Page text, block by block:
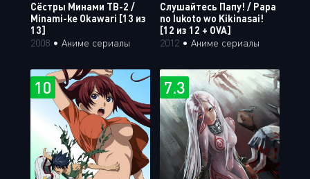
Сёстры Минами ТВ-2 /
Minami-ke Okawari [13 из
13]
2008 • Аниме сериалы
Слушайтесь Папу! / Papa
no Iukoto wo Kikinasai!
[12 из 12 + OVA]
2012 • Аниме сериалы
10 7.3